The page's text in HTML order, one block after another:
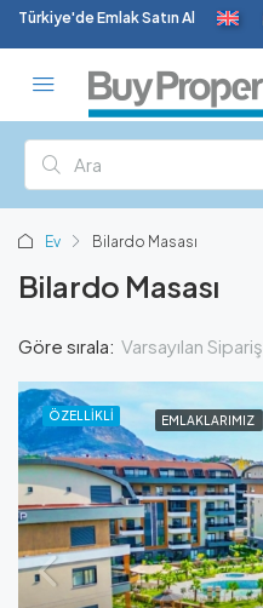
Türkiye'de Emlak Satın Al
Ev Bilardo Masası
Bilardo Masası
Göre sırala: Varsayılan Sipariş
ÖZELLIKLI EMLAKLARIMIZ